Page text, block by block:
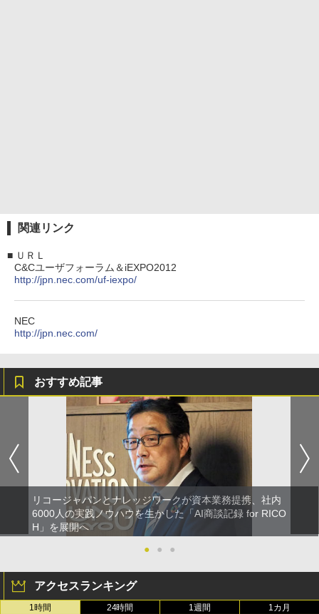
関連リンク
■ ＵＲＬ
C&Cユーザフォーラム＆iEXPO2012
http://jpn.nec.com/uf-iexpo/
NEC
http://jpn.nec.com/
おすすめ記事
リコージャパンとナレッジワークが資本業務提携、社内
6000人の実践ノウハウを生かした「AI商談記録 for RICO
H」を展開へ
●
● ●
アクセスランキング
1時間 24時間 1週間 1カ月